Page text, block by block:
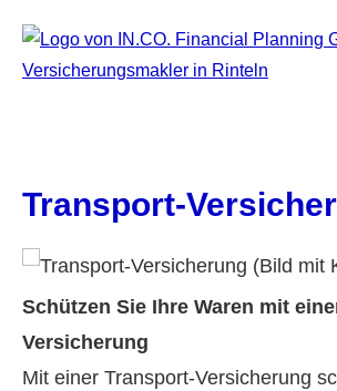
Transport-
Schützen Sie Ihre Waren mit
Versicherung
Mit einer Transport-Versicherung